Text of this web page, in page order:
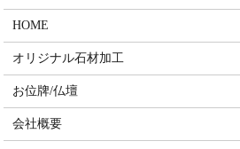
HOME
オリジナル石材加工
お位牌/仏壇
会社概要